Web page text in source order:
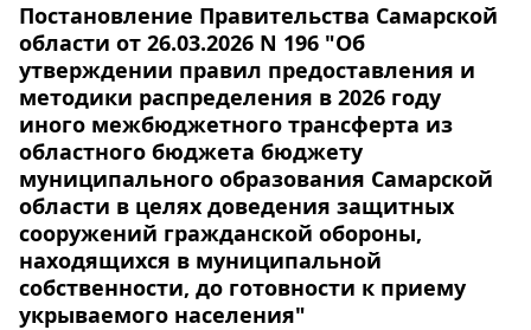
Постановление Правительства Самарской
области от 26.03.2026 N 196 "Об
утверждении правил предоставления и
методики распределения в 2026 году
иного межбюджетного трансферта из
областного бюджета бюджету
муниципального образования Самарской
области в целях доведения защитных
сооружений гражданской обороны,
находящихся в муниципальной
собственности, до готовности к приему
укрываемого населения"